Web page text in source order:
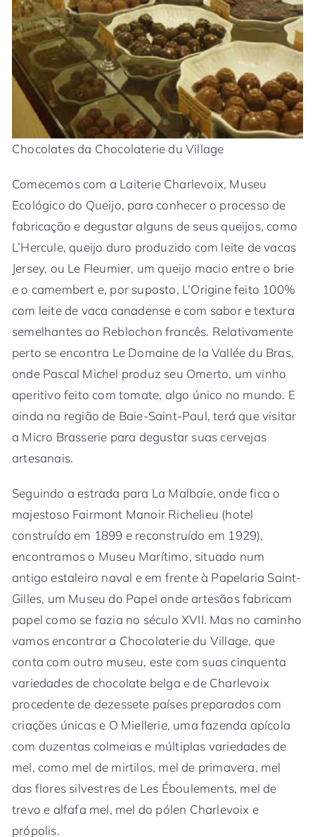
Chocolates da Chocolaterie du Village
Comecemos com a Laiterie Charlevoix, Museu
Ecológico do Queijo, para conhecer o processo de
fabricação e degustar alguns de seus queijos, como
L’Hercule, queijo duro produzido com leite de vacas
Jersey, ou Le Fleumier, um queijo macio entre o brie
e o camembert e, por suposto, L’Origine feito 100%
com leite de vaca canadense e com sabor e textura
semelhantes ao Reblochon francês. Relativamente
perto se encontra Le Domaine de la Vallée du Bras,
onde Pascal Michel produz seu Omerto, um vinho
aperitivo feito com tomate, algo único no mundo. E
ainda na região de Baie-Saint-Paul, terá que visitar
a Micro Brasserie para degustar suas cervejas
artesanais.
Seguindo a estrada para La Malbaie, onde fica o
majestoso Fairmont Manoir Richelieu (hotel
construído em 1899 e reconstruído em 1929),
encontramos o Museu Marítimo, situado num
antigo estaleiro naval e em frente à Papelaria Saint-
Gilles, um Museu do Papel onde artesãos fabricam
papel como se fazia no século XVII. Mas no caminho
vamos encontrar a Chocolaterie du Village, que
conta com outro museu, este com suas cinquenta
variedades de chocolate belga e de Charlevoix
procedente de dezessete países preparados com
criações únicas e O Miellerie, uma fazenda apícola
com duzentas colmeias e múltiplas variedades de
mel, como mel de mirtilos, mel de primavera, mel
das flores silvestres de Les Éboulements, mel de
trevo e alfafa mel, mel do pólen Charlevoix e
própolis.